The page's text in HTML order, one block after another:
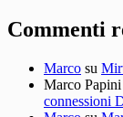
Commenti
Marco su
Marco Papini
connessioni